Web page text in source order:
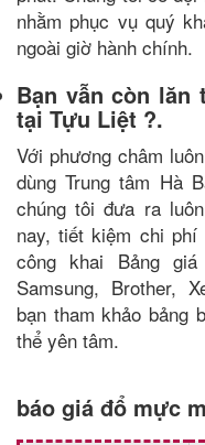
nhằm phục vụ quý
ngoài giờ hành chính.
Bạn vẫn còn lăn
tại Tựu Liệt ?.
Với phương châm
dùng Trung tâm Hà
chúng tôi đưa ra
nay, tiết kiệm chi phí
công khai Bảng
Samsung, Brother,
bạn tham khảo bảng
thể yên tâm.
báo giá đổ mực